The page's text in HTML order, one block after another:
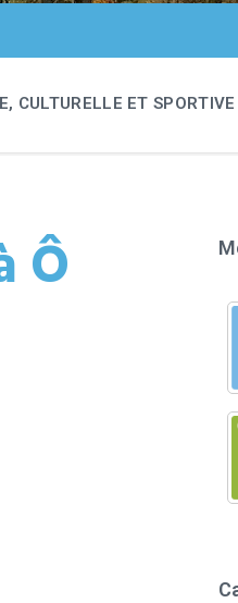
CULTURELLE ET SPORTIVE
Ô